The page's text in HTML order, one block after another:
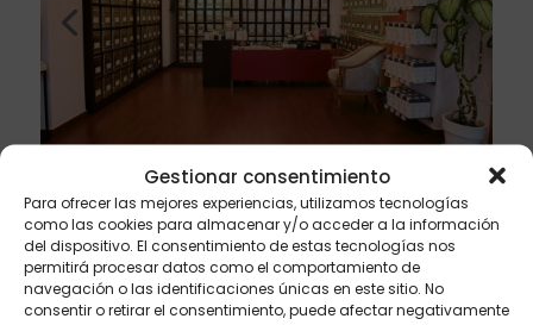
Gestionar consentimiento
Para ofrecer las mejores experiencias, utilizamos tecnologías
como las cookies para almacenar y/o acceder a la información
del dispositivo. El consentimiento de estas tecnologías nos
permitirá procesar datos como el comportamiento de
navegación o las identificaciones únicas en este sitio. No
consentir o retirar el consentimiento, puede afectar negativamente